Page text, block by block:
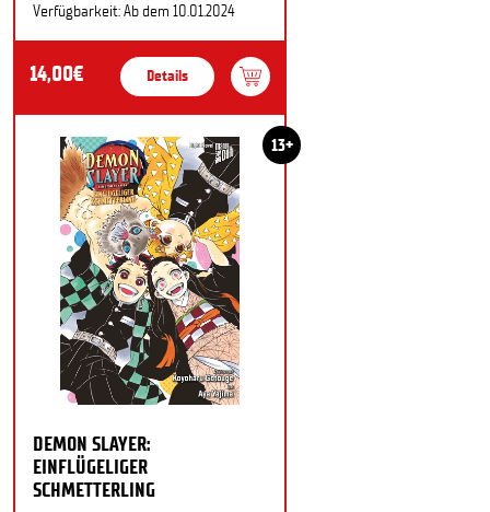
Verfügbarkeit: Ab dem 10.01.2024
14,00€ Details
13+
DEMON SLAYER:
EINFLÜGELIGER
SCHMETTERLING